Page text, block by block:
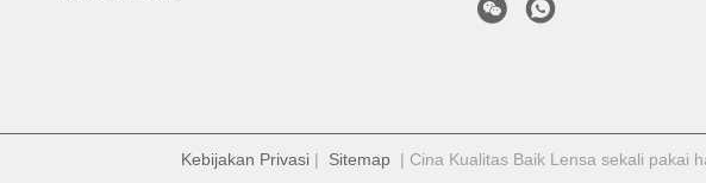
Kebijakan Privasi | Sitemap | Cina Kualitas Baik Lensa sekali pakai